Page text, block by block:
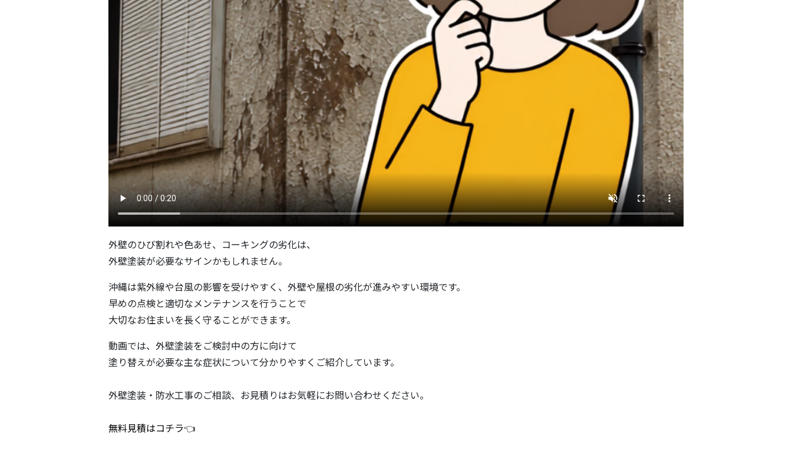
外壁のひび割れや色あせ、コーキングの劣化は、
外壁塗装が必要なサインかもしれません。
沖縄は紫外線や台風の影響を受けやすく、外壁や屋根の劣化が進みやすい環境です。
早めの点検と適切なメンテナンスを行うことで
大切なお住まいを長く守ることができます。
動画では、外壁塗装をご検討中の方に向けて
塗り替えが必要な主な症状について分かりやすくご紹介しています。
外壁塗装・防水工事のご相談、お見積りはお気軽にお問い合わせください。
無料見積はコチラ👈